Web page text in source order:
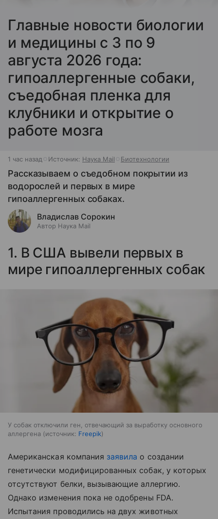
Главные новости биологии
и медицины с 3 по 9
августа 2026 года:
гипоаллергенные собаки,
съедобная пленка для
клубники и открытие о
работе мозга
1 час назад Источник: Наука Mail Биотехнологии
Рассказываем о съедобном покрытии из
водорослей и первых в мире
гипоаллергенных собаках.
Владислав Сорокин
Автор Наука Mail
1. В США вывели первых в
мире гипоаллергенных собак
У собак отключили ген, отвечающий за выработку основного
аллергена
источник: Freepik
Американская компания заявила о создании
генетически модифицированных собак, у которых
отсутствуют белки, вызывающие аллергию.
Однако изменения пока не одобрены FDA.
Испытания проводились на двух животных